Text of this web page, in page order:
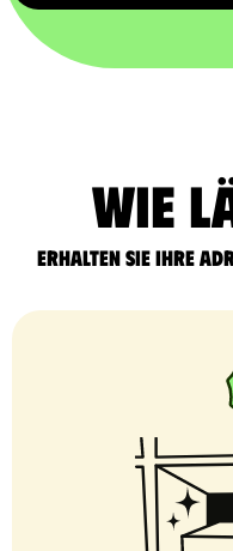
Wie
Erhalten Sie Ihre